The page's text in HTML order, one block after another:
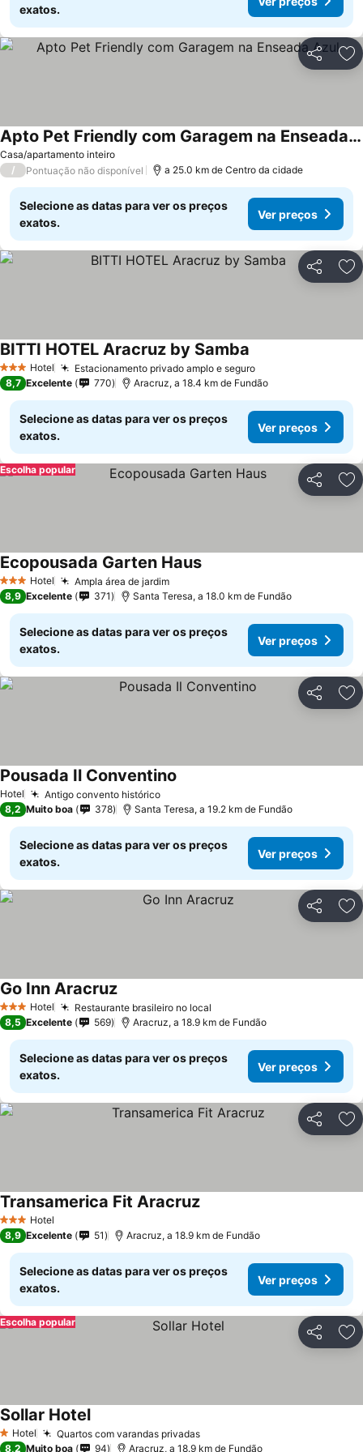
exatos.
Partilhar
Casa/apartamento inteiro
Apto Pet Friendly com Garagem na Enseada Azul
Ver preços
/ Pontuação não disponível a 25.0 km de Centro da cidade
Selecione as datas para ver os preços
exatos.
Ver preços
Partilhar
3 EstrelasHotel Estacionamento privado amplo e seguroVer preços
BITTI HOTEL Aracruz by Samba
8,7 Excelente 770 Aracruz, a 18.4 km de Fundão
Selecione as datas para ver os preços
exatos.
Ver preços
Partilhar
Escolha popular
3 EstrelasHotel Ampla área de jardimVer preços
Ecopousada Garten HausVer preços
8,9 Excelente 371 Santa Teresa, a 18.0 km de Fundão
Selecione as datas para ver os preços
exatos.
Ver preços
Partilhar
Hotel Antigo convento históricoVer preços
Pousada Il Conventino
8,2 Muito boa 378 Santa Teresa, a 19.2 km de Fundão
Selecione as datas para ver os preços
exatos.
Ver preços
Partilhar
3 EstrelasHotel Restaurante brasileiro no local
Go Inn AracruzVer preços
8,5 Excelente 569 Aracruz, a 18.9 km de Fundão
Selecione as datas para ver os preços
exatos.
Ver preços
Partilhar
3 EstrelasHotel
Transamerica Fit AracruzVer preços
8,9 Excelente 51 Aracruz, a 18.9 km de Fundão
Selecione as datas para ver os preços
exatos.
Ver preços
Partilhar
Escolha popular
1 Estrelas
Hotel Quartos com varandas privadasVer preços
Sollar HotelVer preços
8,2 Muito boa 94 Aracruz, a 18.9 km de Fundão